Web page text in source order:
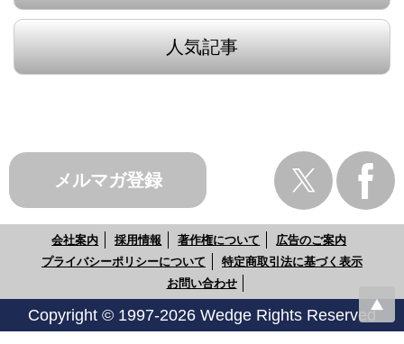
人気記事
メルマガ登録
会社案内 採用情報 著作権について
広告のご案内
プライバシーポリシーについて
特定商取引法に基づく表示
お問い合わせ
Copyright © 1997-2026 Wedge Rights Reserved